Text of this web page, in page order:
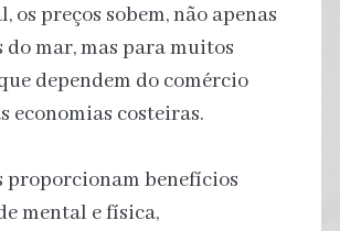
os preços sobem, não apenas
mar, mas para muitos
dependem do comércio
economias costeiras.
proporcionam benefícios
mental e física,